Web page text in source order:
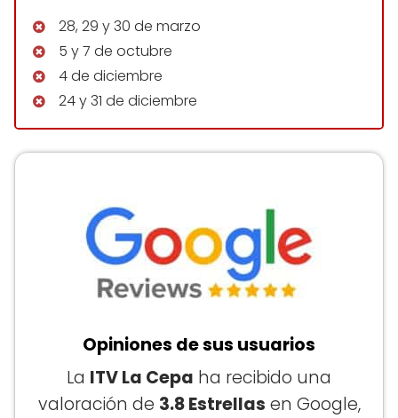
28, 29 y 30 de marzo
5 y 7 de octubre
4 de diciembre
24 y 31 de diciembre
Opiniones de sus usuarios
La ITV La Cepa ha recibido una
valoración de 3.8 Estrellas en Google,